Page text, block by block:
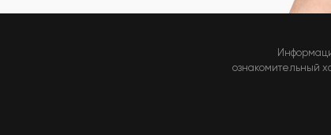
ознакомительный